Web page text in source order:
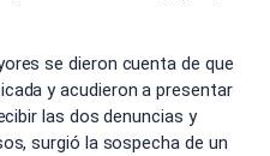
se dieron cuenta de que
y acudieron a presentar
las dos denuncias y
surgió la sospecha de un